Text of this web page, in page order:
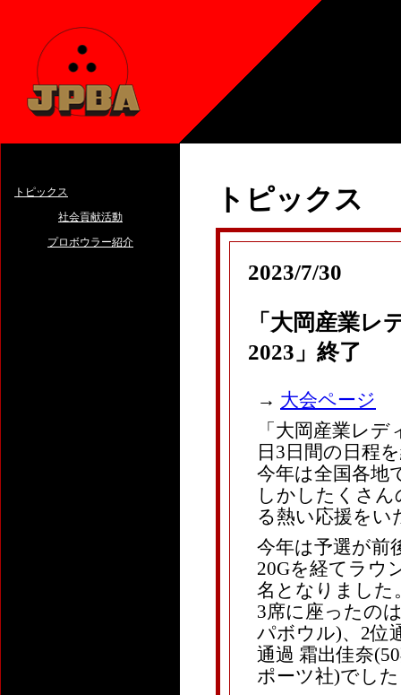
トピックス
社会貢献活動
プロボウラー紹介
トピックス
2023/7/30
「大岡産業
2023」終了
→ 大会ページ
「大岡産業レ
日3日間の日程
今年は全国各地
しかしたくさ
る熱い応援をい
今年は予選が前
20Gを経てラウ
名となりました
3席に座ったの
パボウル)、2位
通過 霜出佳奈
ポーツ社)でし